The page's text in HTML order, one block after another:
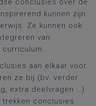
conclusies over de
kunnen zijn
Ze kunnen ook
van
aan elkaar voor.
ze bij (bv. verder
extra deelvragen …).
trekken conclusies